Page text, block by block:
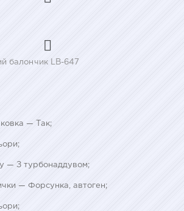
балончик LB-647
— Так;
— З турбонаддувом;
— Форсунка, автоген;